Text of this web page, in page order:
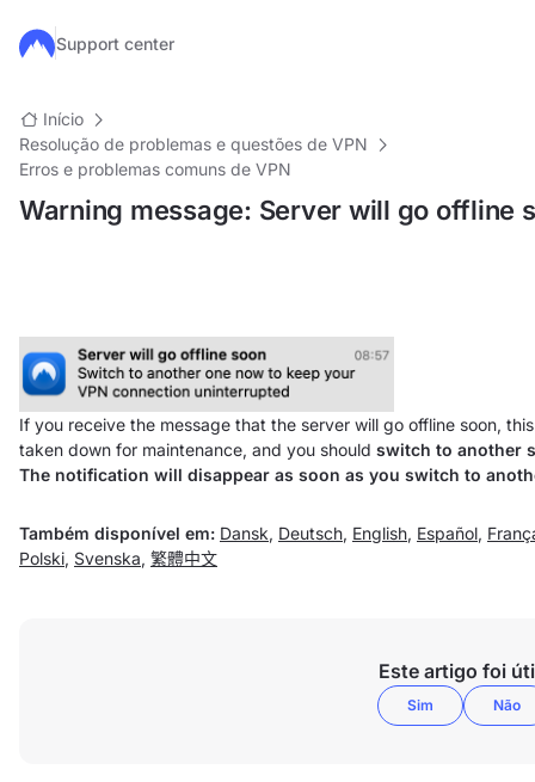
Ir para o conteúdo principal
Support center
Início
Resolução de problemas e questões de VPN
Erros e problemas comuns de VPN
Warning message: Server will go offline
If you receive the message that the server will go offline soon,
taken down for maintenance, and you should switch to another
The notification will disappear as soon as you switch to
Também disponível em: Dansk, Deutsch, English, Español,
Polski, Svenska, 繁體中文
Este artigo foi
Sim Não